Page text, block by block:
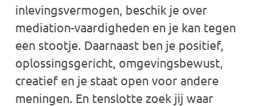
inlevingsvermogen, beschik je over
mediation-vaardigheden en je kan tegen
een stootje. Daarnaast ben je positief,
oplossingsgericht, omgevingsbewust,
creatief en je staat open voor andere
meningen. En tenslotte zoek jij waar